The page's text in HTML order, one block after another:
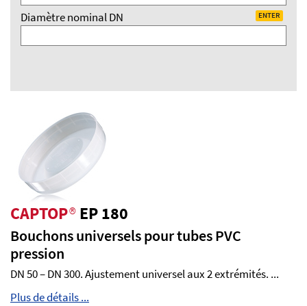
Diamètre nominal DN ENTER
CAPTOP®EP 180
Bouchons universels pour tubes PVC
pression
DN 50 – DN 300. Ajustement universel aux 2 extrémités. ...
Plus de détails ...